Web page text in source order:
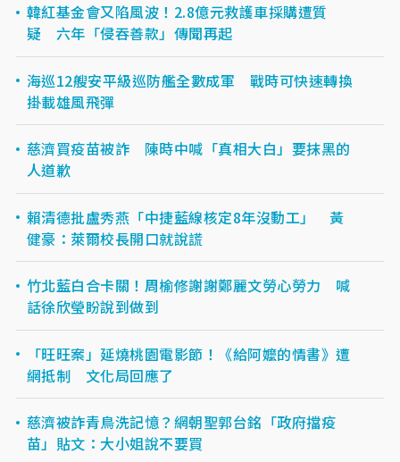
韓紅基金會又陷風波！2.8億元救護車採購遭質
疑 六年「侵吞善款」傳聞再起
海巡12艘安平級巡防艦全數成軍 戰時可快速轉換
掛載雄風飛彈
慈濟買疫苗被詐 陳時中喊「真相大白」要抹黑的
人道歉
賴清德批盧秀燕「中捷藍線核定8年沒動工」 黃
健豪：萊爾校長開口就說謊
竹北藍白合卡關！周榆修謝謝鄭麗文勞心勞力 喊
話徐欣瑩盼說到做到
「旺旺案」延燒桃園電影節！《給阿嬤的情書》遭
網抵制 文化局回應了
慈濟被詐青鳥洗記憶？網朝聖郭台銘「政府擋疫
苗」貼文：大小姐說不要買